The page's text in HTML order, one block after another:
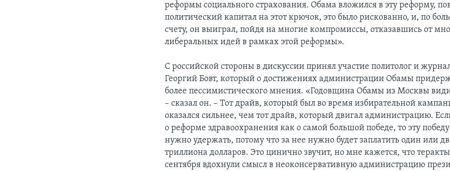
реформы социального страхования. Обама вложился в эту реформу,
политический капитал на этот крючок, это было рискованно, и, по
счету, он выиграл, пойдя на многие компромиссы, отказавшись от
либеральных идей в рамках этой реформы».
С российской стороны в дискуссии принял участие политолог и
Георгий Бовт, который о достижениях администрации Обамы
более пессимистического мнения. «Годовщина Обамы из Москвы
– сказал он. – Тот драйв, который был во время избирательной
оказался сильнее, чем тот драйв, который двигал администрацию.
о реформе здравоохранения как о самой большой победе, то эту
нужно удержать, потому что за нее нужно будет заплатить один или
триллиона долларов. Это цинично звучит, но мне кажется, что теракты
сентября вдохнули смысл в неоконсервативную администрацию